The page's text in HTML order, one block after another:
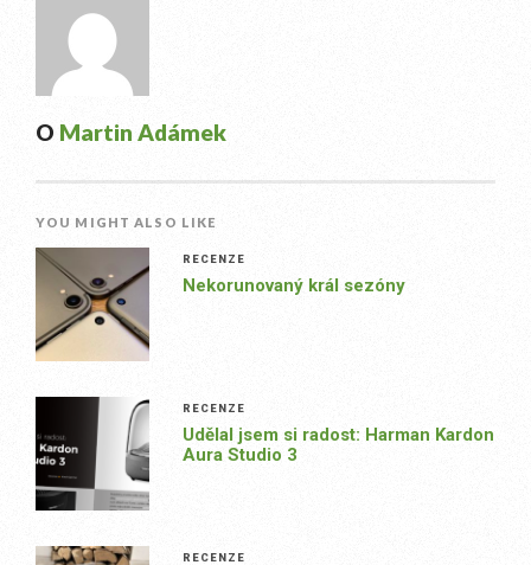
O Martin Adámek
YOU MIGHT ALSO LIKE
RECENZE
Nekorunovaný král sezóny
RECENZE
Udělal jsem si radost: Harman Kardon
Aura Studio 3
RECENZE